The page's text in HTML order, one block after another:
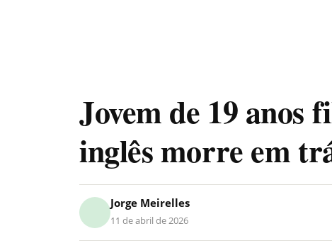
Jovem de 19 anos
inglês morre em
Jorge Meirelles
11 de abril de 2026